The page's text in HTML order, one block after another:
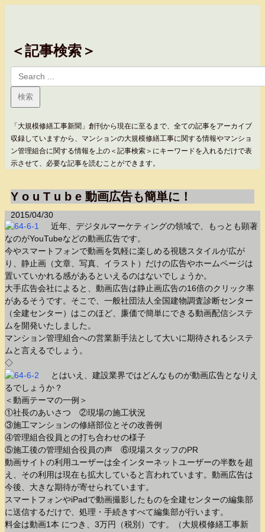
＜記事検索＞
「大規模修繕工事新聞」創刊から現在に至るまで、全ての記事をアーカイブ
収録していますから、マンションの大規模修繕工事に関する情報やマンショ
ン管理組合に関する情報を上の＜記事検索＞にキーワードを入れるだけで表
示させて、必要な記事を読むことができます。
Y o u T u b e 動画広告も簡単に！
2015/04/30
近年、デジタルマーケティングの領域で、もっとも顕著
なのがYouTubeなどの動画広告です。
今やスマートフォンで動画を気軽に楽しめる視聴スタイルが広が
り、静止画（文章、写真、イラスト）だけの広告やホームページは
置いていかれる感があるといえるのはないでしょうか。
大手広告会社によると、動画広告は静止画広告の16倍のクリック率
があるそうです。そこで、一般社団法人全国建物調査診断センター
（全建センター）はこのほど、廉価で簡単にできる動画配信システ
ムを開発いたしました。
マンション管理組合への営業新手法として大いに期待されるシステ
ムと言えるでしょう。
◇
とはいえ、建設業界ではどんなものが動画広告となりえ
るでしょうか？
＜動画テーマの一例＞
①社長のあいさつ ②現場の施工状況
③施工マンションの修繕部位とその改善例
④管理組合役員との打ち合わせの様子
⑤施工後の管理組合役員の声 ⑥現場スタッフのPR
動画サイトの利用ユーザーは全インターネットユーザーの半数を超
え、その利用は現在も拡大していると言われています。動画広告は
今後、大きな期待が寄せられています。
スマートフォンやiPadで動画撮影したものを全建センターの編集部
に送信するだけで、処理・手続きすべて編集部が行います。
料金は動画1本 につき、3万円（税別）です。（大規模修繕工事新